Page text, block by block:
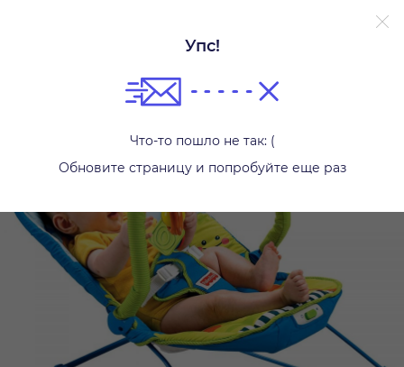
Упс!
Что-то пошло не так: (
Обновите страницу и попробуйте еще раз